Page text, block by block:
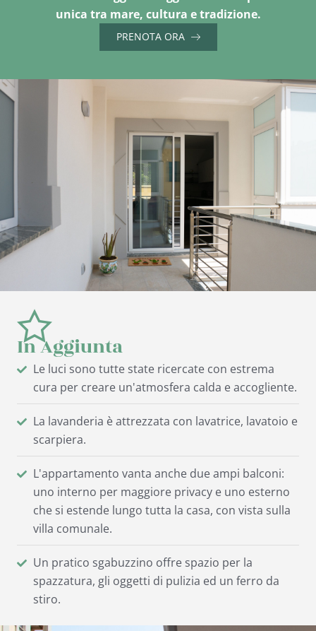
unica tra mare, cultura e tradizione.
PRENOTA ORA
In Aggiunta
Le luci sono tutte state ricercate con estrema
cura per creare un'atmosfera calda e accogliente.
La lavanderia è attrezzata con lavatrice, lavatoio e
scarpiera.
L'appartamento vanta anche due ampi balconi:
uno interno per maggiore privacy e uno esterno
che si estende lungo tutta la casa, con vista sulla
villa comunale.
Un pratico sgabuzzino offre spazio per la
spazzatura, gli oggetti di pulizia ed un ferro da
stiro.